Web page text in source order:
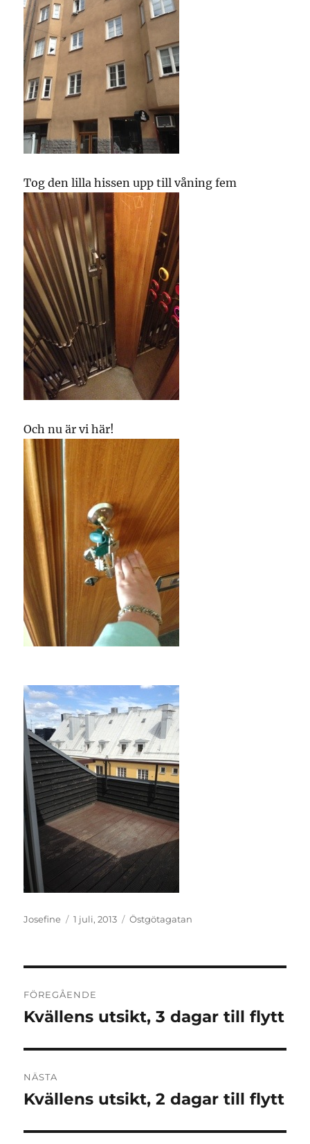
Tog den lilla hissen upp till våning fem
Och nu är vi här!
Författare
Josefine
Publicerat
1 juli, 2013 Kategorier
Östgötagatan
FÖREGÅENDE
Föregående
Kvällens utsikt, 3 dagar till flytt
NÄSTA
Nästa
Kvällens utsikt, 2 dagar till flytt